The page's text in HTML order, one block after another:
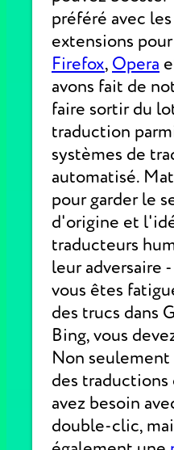
préféré avec
extensions pour
Firefox, Opera
avons fait de
faire sortir du
traduction
systèmes de
automatisé.
pour garder le
d'origine et
traducteurs
leur adversaire
vous êtes
des trucs dans
Bing, vous
Non
des traductions
avez besoin
double-clic,